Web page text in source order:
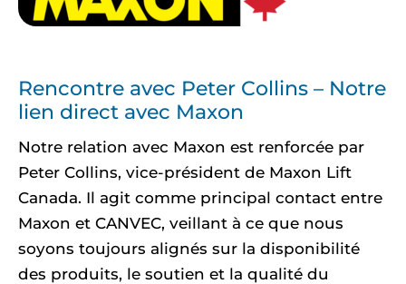
Rencontre avec Peter Collins – Notre
lien direct avec Maxon
Notre relation avec Maxon est renforcée par
Peter Collins, vice-président de Maxon Lift
Canada. Il agit comme principal contact entre
Maxon et CANVEC, veillant à ce que nous
soyons toujours alignés sur la disponibilité
des produits, le soutien et la qualité du